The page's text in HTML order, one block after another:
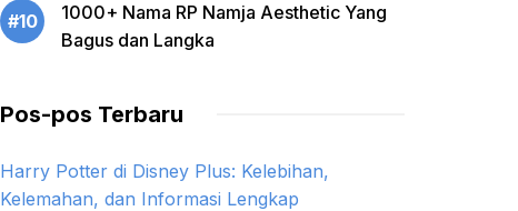
#10
1000+ Nama RP Namja Aesthetic Yang
Bagus dan Langka
Pos-pos Terbaru
Harry Potter di Disney Plus: Kelebihan,
Kelemahan, dan Informasi Lengkap